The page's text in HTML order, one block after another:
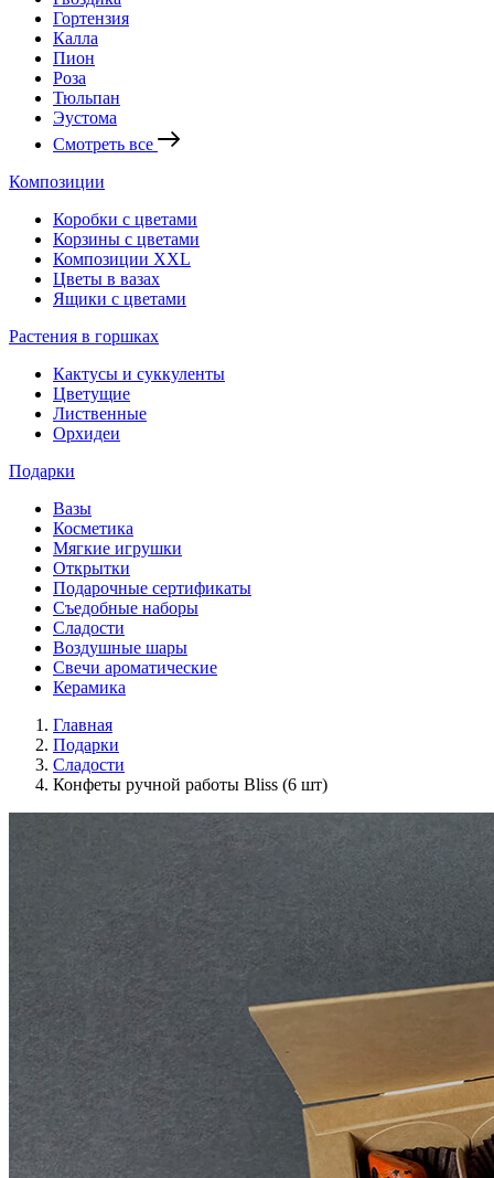
Гортензия
Калла
Пион
Роза
Тюльпан
Эустома
Смотреть все
Композиции
Коробки с цветами
Корзины с цветами
Композиции XXL
Цветы в вазах
Ящики с цветами
Растения в горшках
Кактусы и суккуленты
Цветущие
Лиственные
Орхидеи
Подарки
Вазы
Косметика
Мягкие игрушки
Открытки
Подарочные сертификаты
Съедобные наборы
Сладости
Воздушные шары
Свечи ароматические
Керамика
Главная
Подарки
Сладости
Конфеты ручной работы Bliss (6 шт)